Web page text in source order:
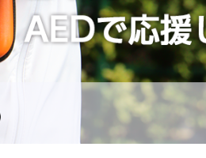
績を掲載しました。